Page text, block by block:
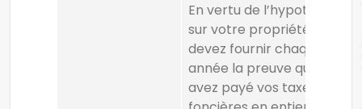
En vertu de l’hypothèque
sur votre propriété, vous
devez fournir chaque
année la preuve que vous
avez payé vos taxes